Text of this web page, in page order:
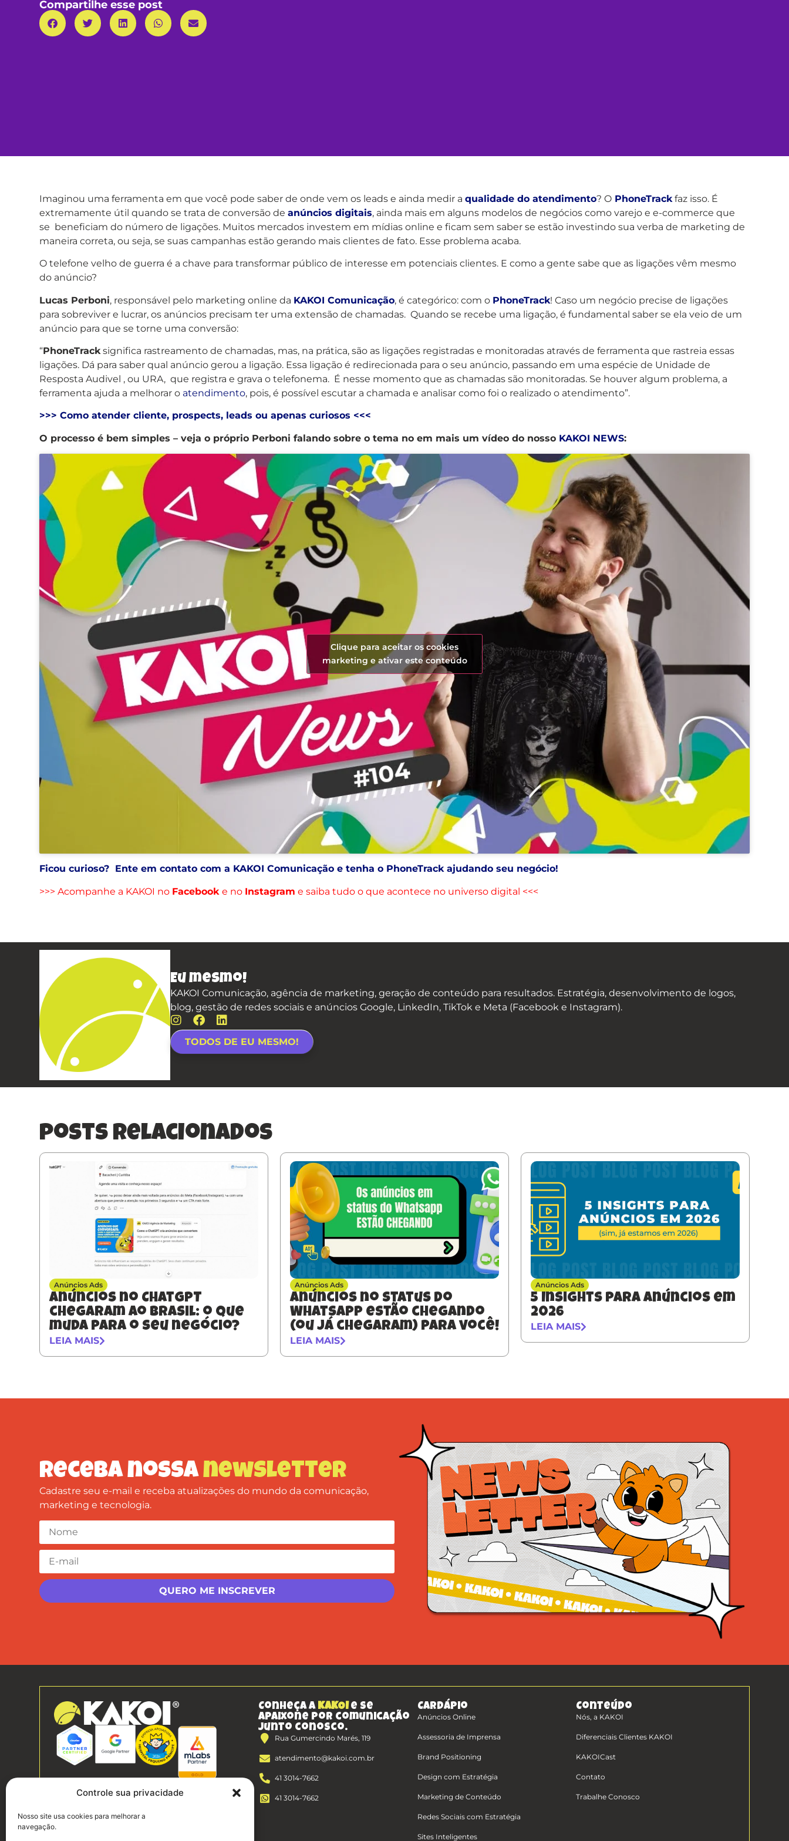
Controle sua privacidade
Nosso site usa cookies para melhorar a
navegação.
Compartilhe esse post
Imaginou uma ferramenta em que você pode saber de onde vem os leads e ainda medir aqualidade do atendimento? O PhoneTrackfaz isso. É
extremamente útil quando se trata de conversão deanúncios digitais, ainda mais em alguns modelos de negócios como varejo e e-commerce que
se beneficiam do número de ligações. Muitos mercados investem em mídias online e ficam sem saber se estão investindo sua verba de marketing de
maneira correta, ou seja, se suas campanhas estão gerando mais clientes de fato. Esse problema acaba.
O telefone velho de guerra é a chave para transformar público de interesse em potenciais clientes. E como a gente sabe que as ligações vêm mesmo
do anúncio?
Lucas Perboni, responsável pelo marketing online da KAKOI Comunicação, é categórico: com o PhoneTrack! Caso um negócio precise de ligações
para sobreviver e lucrar, os anúncios precisam ter uma extensão de chamadas. Quando se recebe uma ligação, é fundamental saber se ela veio de um
anúncio para que se torne uma conversão:
“PhoneTracksignifica rastreamento de chamadas, mas, na prática, são as ligações registradas e monitoradas através de ferramenta que rastreia essas
ligações. Dá para saber qual anúncio gerou a ligação. Essa ligação é redirecionada para o seu anúncio, passando em uma espécie de Unidade de
Resposta Audivel , ou URA, que registra e grava o telefonema. É nesse momento que as chamadas são monitoradas. Se houver algum problema, a
ferramenta ajuda a melhorar o atendimento, pois, é possível escutar a chamada e analisar como foi o realizado o atendimento”.
>>> Como atender cliente, prospects, leads ou apenas curiosos <<<
O processo é bem simples – veja o próprio Perboni falando sobre o tema no em mais um vídeo do nosso KAKOI NEWS:
Clique para aceitar os cookies
marketing e ativar este conteúdo
Ficou curioso? Ente em contato com a KAKOI Comunicação e tenha o PhoneTrack ajudando seu negócio!
>>> Acompanhe a KAKOI no Facebook e no Instagram e saiba tudo o que acontece no universo digital <<<
Eu mesmo!
KAKOI Comunicação, agência de marketing, geração de conteúdo para resultados. Estratégia, desenvolvimento de logos,
blog, gestão de redes sociais e anúncios Google, LinkedIn, TikTok e Meta (Facebook e Instagram).
TODOS DE EU MESMO!
posts relacionados
Anúncios Ads
Anúncios no ChatGPT
chegaram ao Brasil: o que
muda para o seu negócio?
LEIA MAIS
Anúncios Ads
Anúncios no Status do
WhatsApp estão chegando
(ou já chegaram) para você!
LEIA MAIS
Anúncios Ads
5 Insights para anúncios em
2026
LEIA MAIS
Receba nossanewsletter
Cadastre seu e-mail e receba atualizações do mundo da comunicação,
marketing e tecnologia.
Conheça a KAKOIe se
apaixone por comunicação
junto conosco.
Rua Gumercindo Marés, 119
atendimento@kakoi.com.br
41 3014-7662
41 3014-7662
Cardápio
Anúncios Online
Assessoria de Imprensa
Brand Positioning
Design com Estratégia
Marketing de Conteúdo
Redes Sociais com Estratégia
Sites Inteligentes
Conteúdo
Nós, a KAKOI
Diferenciais Clientes KAKOI
KAKOICast
Contato
Trabalhe Conosco